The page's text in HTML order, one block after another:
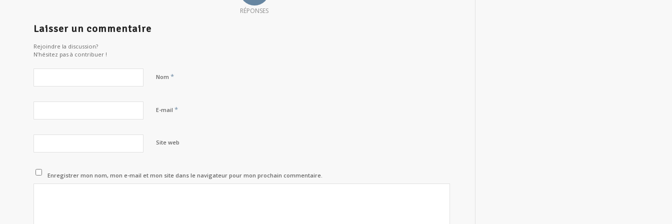
RÉPONSES
Laisser un commentaire
Rejoindre la discussion?
N’hésitez pas à contribuer !
Nom *
E-mail *
Site web
Enregistrer mon nom, mon e-mail et mon site dans le navigateur pour mon prochain commentaire.